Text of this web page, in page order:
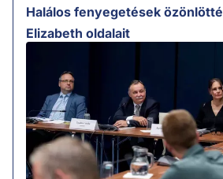
Halálos fenyegetések
Elizabeth oldalait